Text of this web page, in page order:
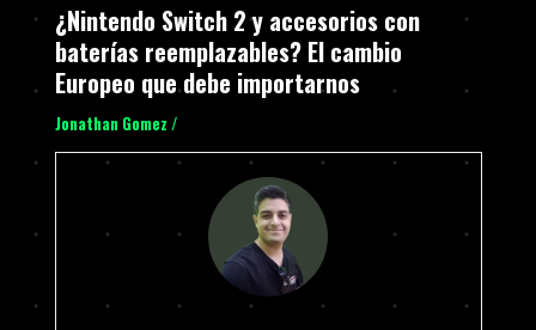
¿Nintendo Switch 2 y accesorios con
baterías reemplazables? El cambio
Europeo que debe importarnos
Jonathan Gomez /